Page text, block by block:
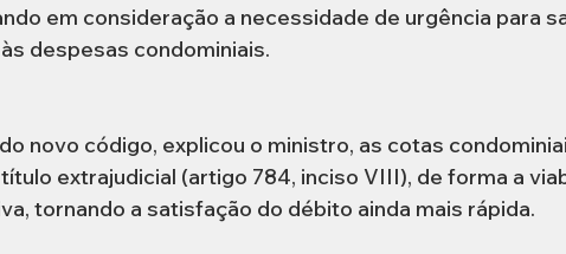
em consideração a necessidade de urgência para
despesas condominiais.
novo código, explicou o ministro, as cotas
extrajudicial (artigo 784, inciso VIII), de forma a
tornando a satisfação do débito ainda mais rápida.